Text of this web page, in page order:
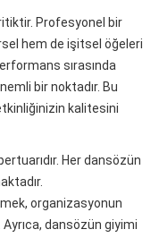
Profesyonel bir
hem de işitsel öğeleri
sırasında
bir noktadır. Bu
kalitesini
Her dansözün
organizasyonun
dansözün giyimi